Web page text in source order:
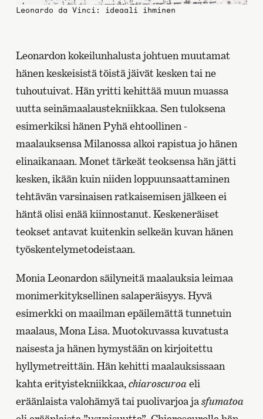
Leonardo da Vinci: ideaali ihminen
Leonardon kokeilunhalusta johtuen muutamat
hänen keskeisistä töistä jäivät kesken tai ne
tuhoutuivat. Hän yritti kehittää muun muassa
uutta seinämaalaustekniikkaa. Sen tuloksena
esimerkiksi hänen Pyhä ehtoollinen -
maalauksensa Milanossa alkoi rapistua jo hänen
elinaikanaan. Monet tärkeät teoksensa hän jätti
kesken, ikään kuin niiden loppuunsaattaminen
tehtävän varsinaisen ratkaisemisen jälkeen ei
häntä olisi enää kiinnostanut. Keskeneräiset
teokset antavat kuitenkin selkeän kuvan hänen
työskentelymetodeistaan.
Monia Leonardon säilyneitä maalauksia leimaa
monimerkityksellinen salaperäisyys. Hyvä
esimerkki on maailman epäilemättä tunnetuin
maalaus, Mona Lisa. Muotokuvassa kuvatusta
naisesta ja hänen hymystään on kirjoitettu
hyllymetreittäin. Hän kehitti maalauksissaan
kahta erityistekniikkaa,chiaroscuroaeli
eräänlaista valohämyä tai puolivarjoa jasfumatoa